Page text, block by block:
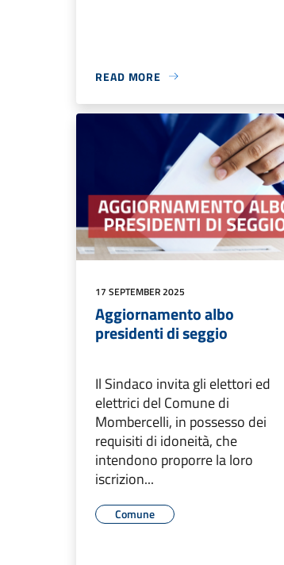
READ MORE
17 SEPTEMBER 2025
Aggiornamento albo
presidenti di seggio
Il Sindaco invita gli elettori ed
elettrici del Comune di
Mombercelli, in possesso dei
requisiti di idoneità, che
intendono proporre la loro
iscrizion...
Comune